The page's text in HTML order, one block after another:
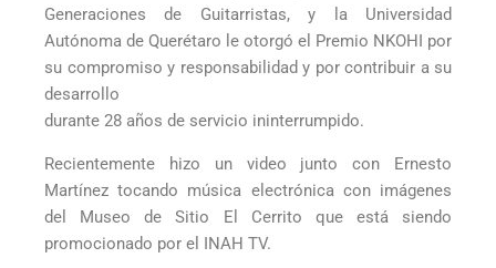
Generaciones de Guitarristas, y la Universidad
Autónoma de Querétaro le otorgó el Premio NKOHI por
su compromiso y responsabilidad y por contribuir a su
desarrollo
durante 28 años de servicio ininterrumpido.
Recientemente hizo un video junto con Ernesto
Martínez tocando música electrónica con imágenes
del Museo de Sitio El Cerrito que está siendo
promocionado por el INAH TV.